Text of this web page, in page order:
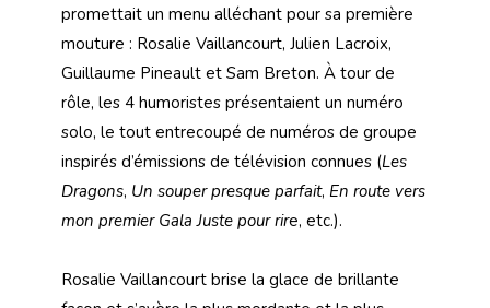
promettait un menu alléchant pour sa première
mouture : Rosalie Vaillancourt, Julien Lacroix,
Guillaume Pineault et Sam Breton. À tour de
rôle, les 4 humoristes présentaient un numéro
solo, le tout entrecoupé de numéros de groupe
inspirés d’émissions de télévision connues (Les
Dragons, Un souper presque parfait, En route vers
mon premier Gala Juste pour rire, etc.).
Rosalie Vaillancourt brise la glace de brillante